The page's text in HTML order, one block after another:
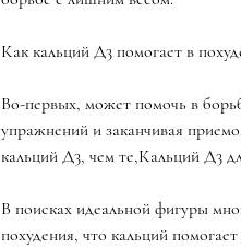
Как кальций Д3 помогает в
Во-первых, может помочь в
упражнений и заканчивая
кальций Д3, чем те,Кальций Д3
В поисках идеальной фигуры
похудения, что кальций